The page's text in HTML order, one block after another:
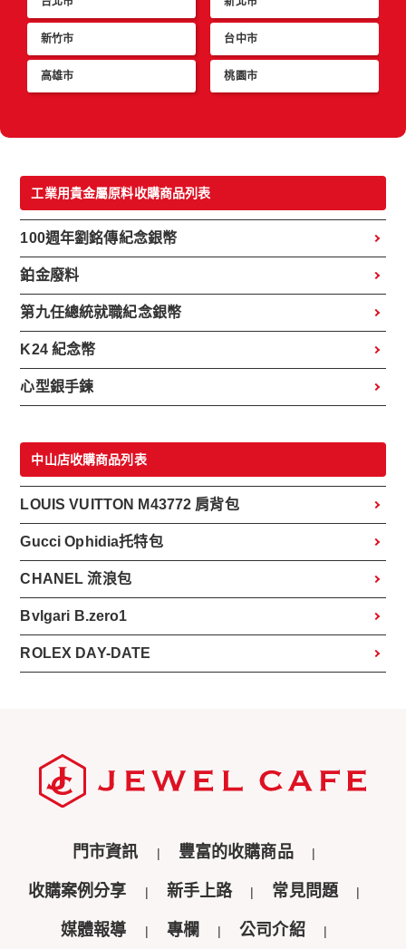
新竹市 台中市
高雄市 桃園市
工業用貴金屬原料收購商品列表
100週年劉銘傳紀念銀幣
鉑金廢料
第九任總統就職紀念銀幣
K24 紀念幣
心型銀手鍊
中山店收購商品列表
LOUIS VUITTON M43772 肩背包
Gucci Ophidia托特包
CHANEL 流浪包
Bvlgari B.zero1
ROLEX DAY-DATE
門市資訊 豐富的收購商品
收購案例分享 新手上路 常見問題
媒體報導 專欄 公司介紹